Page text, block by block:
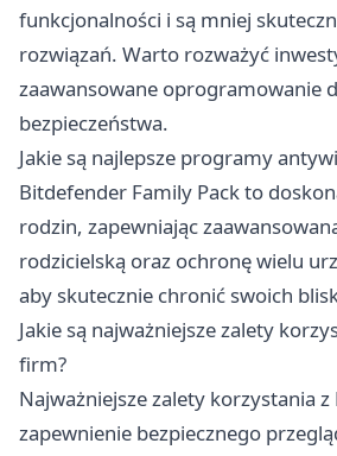
funkcjonalności i są mniej
rozwiązań. Warto rozważyć
zaawansowane oprogramowanie
bezpieczeństwa.
Jakie są najlepsze programy
Bitdefender Family Pack to
rodzin, zapewniając
rodzicielską oraz ochronę wielu
aby skutecznie chronić swoich
Jakie są najważniejsze zalety
firm?
Najważniejsze zalety korzystania
zapewnienie bezpiecznego